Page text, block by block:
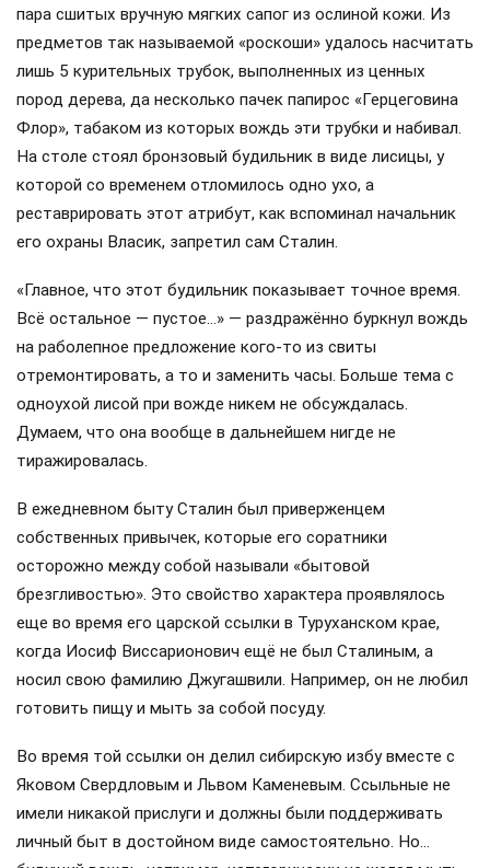
пара сшитых вручную мягких сапог из ослиной кожи. Из
предметов так называемой «роскоши» удалось насчитать
лишь 5 курительных трубок, выполненных из ценных
пород дерева, да несколько пачек папирос «Герцеговина
Флор», табаком из которых вождь эти трубки и набивал.
На столе стоял бронзовый будильник в виде лисицы, у
которой со временем отломилось одно ухо, а
реставрировать этот атрибут, как вспоминал начальник
его охраны Власик, запретил сам Сталин.
«Главное, что этот будильник показывает точное время.
Всё остальное — пустое…» — раздражённо буркнул вождь
на раболепное предложение кого-то из свиты
отремонтировать, а то и заменить часы. Больше тема с
одноухой лисой при вожде никем не обсуждалась.
Думаем, что она вообще в дальнейшем нигде не
тиражировалась.
В ежедневном быту Сталин был приверженцем
собственных привычек, которые его соратники
осторожно между собой называли «бытовой
брезгливостью». Это свойство характера проявлялось
еще во время его царской ссылки в Туруханском крае,
когда Иосиф Виссарионович ещё не был Сталиным, а
носил свою фамилию Джугашвили. Например, он не любил
готовить пищу и мыть за собой посуду.
Во время той ссылки он делил сибирскую избу вместе с
Яковом Свердловым и Львом Каменевым. Ссыльные не
имели никакой прислуги и должны были поддерживать
личный быт в достойном виде самостоятельно. Но…